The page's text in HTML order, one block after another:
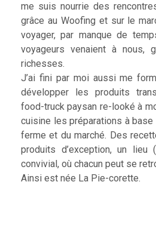
me suis nourrie des
grâce au Woofing et sur le
voyager, par manque de
voyageurs venaient à nous,
richesses.
J’ai fini par moi aussi me
développer les produits
food-truck paysan re-looké à
cuisine les préparations à
ferme et du marché. Des
produits d’exception, un lieu
convivial, où chacun peut se
Ainsi est née La Pie-corette.